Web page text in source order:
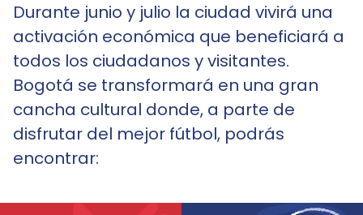
Durante junio y julio la ciudad vivirá una
activación económica que beneficiará a
todos los ciudadanos y visitantes.
Bogotá se transformará en una gran
cancha cultural donde, a parte de
disfrutar del mejor fútbol, podrás
encontrar: